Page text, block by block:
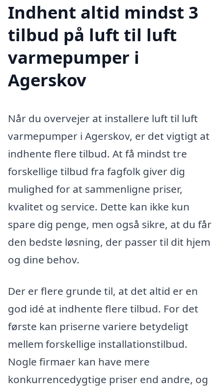
Indhent altid mindst 3
tilbud på luft til luft
varmepumper i
Agerskov
Når du overvejer at installere luft til luft
varmepumper i Agerskov, er det vigtigt at
indhente flere tilbud. At få mindst tre
forskellige tilbud fra fagfolk giver dig
mulighed for at sammenligne priser,
kvalitet og service. Dette kan ikke kun
spare dig penge, men også sikre, at du får
den bedste løsning, der passer til dit hjem
og dine behov.
Der er flere grunde til, at det altid er en
god idé at indhente flere tilbud. For det
første kan priserne variere betydeligt
mellem forskellige installationstilbud.
Nogle firmaer kan have mere
konkurrencedygtige priser end andre, og